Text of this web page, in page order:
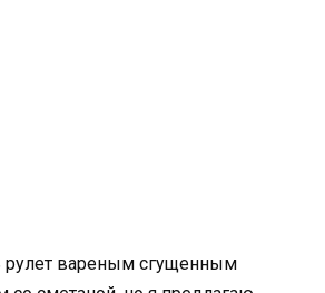
вареным сгущенным